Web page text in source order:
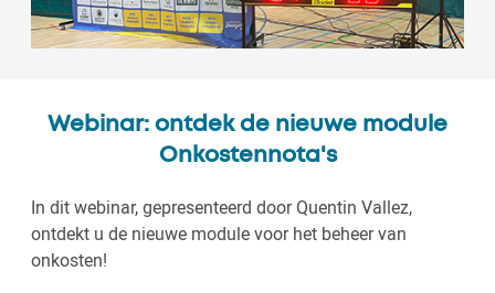
Webinar: ontdek de nieuwe module
Onkostennota's
In dit webinar, gepresenteerd door Quentin Vallez,
ontdekt u de nieuwe module voor het beheer van
onkosten!